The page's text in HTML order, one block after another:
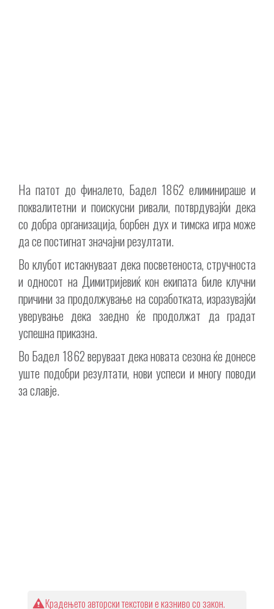
На патот до финалето, Бадел 1862 елиминираше и
поквалитетни и поискусни ривали, потврдувајќи дека
со добра организација, борбен дух и тимска игра може
да се постигнат значајни резултати.
Во клубот истакнуваат дека посветеноста, стручноста
и односот на Димитријевиќ кон екипата биле клучни
причини за продолжување на соработката, изразувајќи
уверување дека заедно ќе продолжат да градат
успешна приказна.
Во Бадел 1862 веруваат дека новата сезона ќе донесе
уште подобри резултати, нови успеси и многу поводи
за славје.
Крадењето авторски текстови е казниво со закон.